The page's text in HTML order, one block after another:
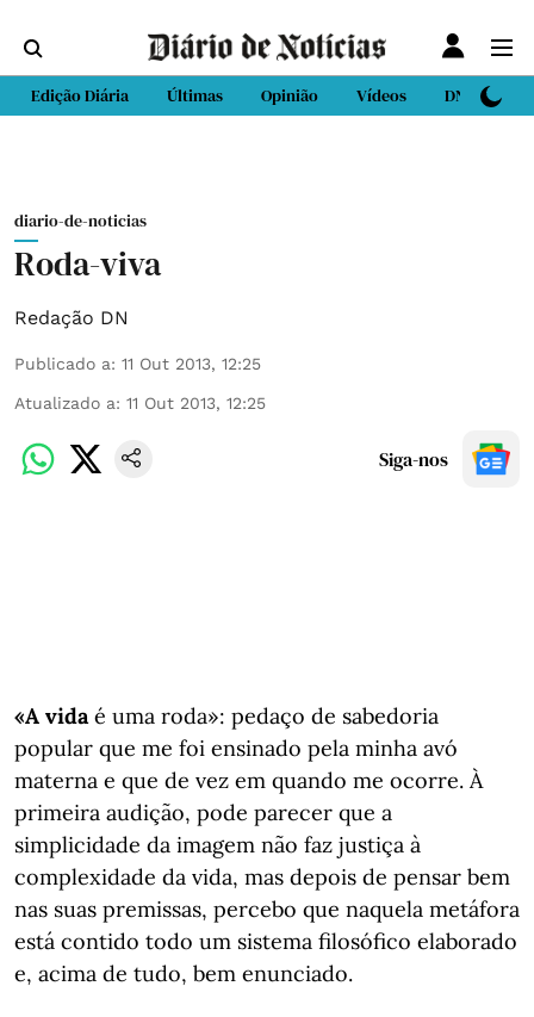
Edição Diária Últimas Opinião Vídeos DN Sport
diario-de-noticias
Roda-viva
Redação DN
Publicado a: 11 Out 2013, 12:25
Atualizado a: 11 Out 2013, 12:25
Siga-nos
«A vidaé uma roda»: pedaço de sabedoria
popular que me foi ensinado pela minha avó
materna e que de vez em quando me ocorre. À
primeira audição, pode parecer que a
simplicidade da imagem não faz justiça à
complexidade da vida, mas depois de pensar bem
nas suas premissas, percebo que naquela metáfora
está contido todo um sistema filosófico elaborado
e, acima de tudo, bem enunciado.